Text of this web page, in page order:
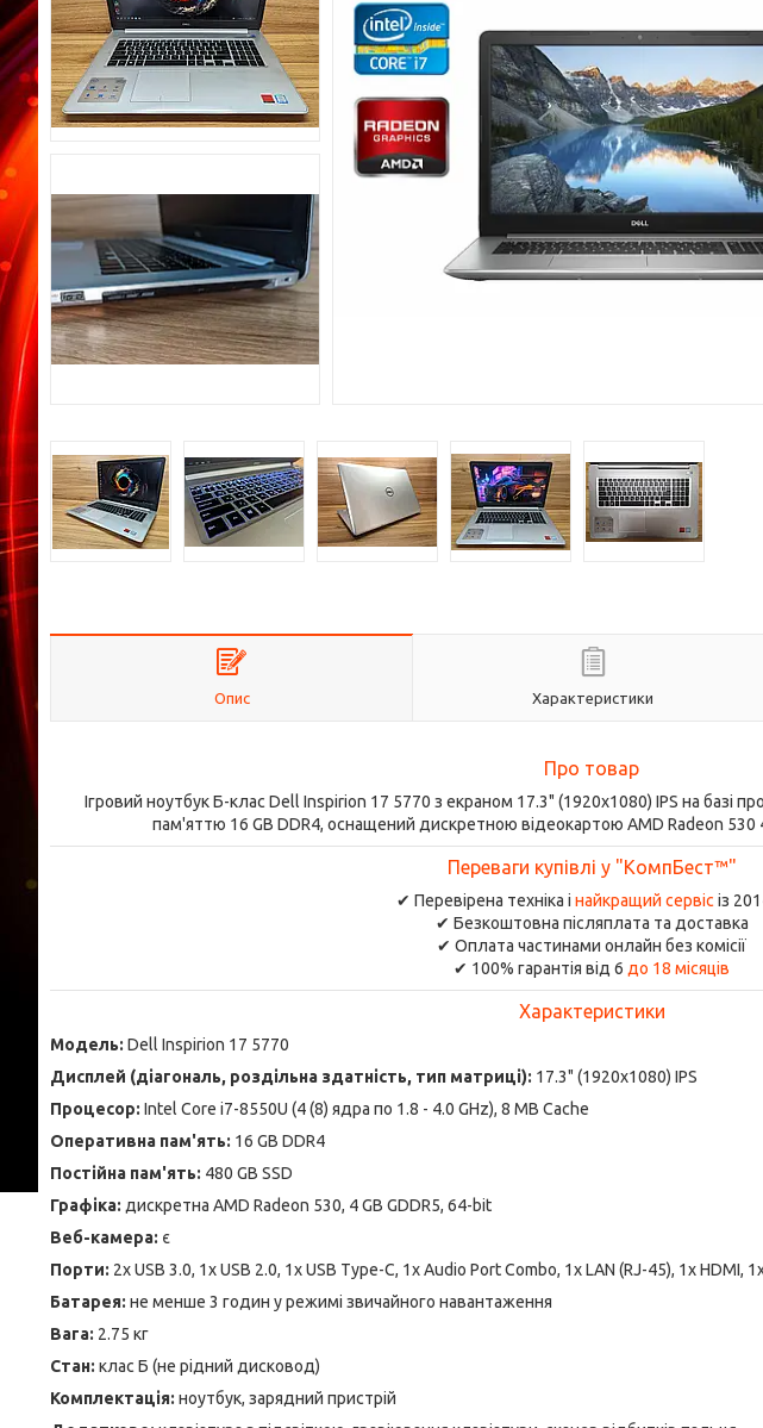
Опис Характеристики
Про товар
Ігровий ноутбук Б-клас Dell Inspirion 17 5770 з екраном 17.3" (1920x1080) IPS на базі
пам'яттю 16 GB DDR4, оснащений дискретною відеокартою AMD Radeon 530
Переваги купівлі у "КомпБест™"
✔ Перевірена техніка і найкращий сервіс із
✔ Безкоштовна післяплата та доставка
✔ Оплата частинами онлайн без комісії
✔ 100% гарантія від 6 до 18 місяців
Характеристики
Модель: Dell Inspirion 17 5770
Дисплей (діагональ, роздільна здатність, тип матриці): 17.3" (1920x1080) IPS
Процесор: Intel Core i7-8550U (4 (8) ядра по 1.8 - 4.0 GHz), 8 MB Cache
Оперативна пам'ять: 16 GB DDR4
Постійна пам'ять: 480 GB SSD
Графіка: дискретна AMD Radeon 530, 4 GB GDDR5, 64-bit
Веб-камера: є
Порти: 2x USB 3.0, 1x USB 2.0, 1x USB Type-C, 1x Audio Port Combo, 1x LAN (RJ-45), 1x HDMI,
Батарея: не менше 3 годин у режимі звичайного навантаження
Вага: 2.75 кг
Стан: клас Б (не рідний дисковод)
Комплектація: ноутбук, зарядний пристрій